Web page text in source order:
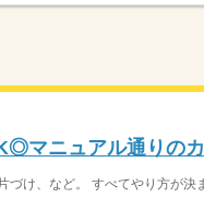
マニュアル通りの
け、など。 すべてやり方が決